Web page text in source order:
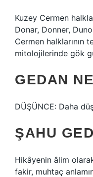
Kuzey Cermen
Donar, Donner,
Cermen halklarının
mitolojilerinde gök
GEDAN
DÜŞÜNCE: Daha
ŞAHU
Hikâyenin âlim
fakir, muhtaç